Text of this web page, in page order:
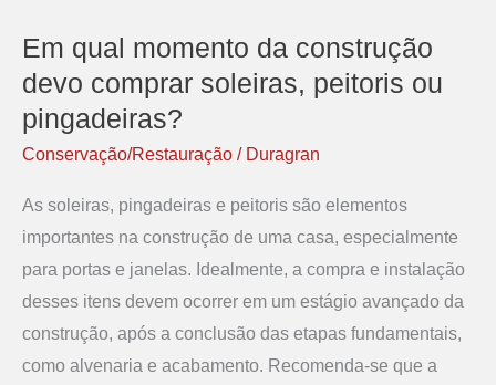
Em qual momento da construção
devo comprar soleiras, peitoris ou
pingadeiras?
Conservação/Restauração / Duragran
As soleiras, pingadeiras e peitoris são elementos
importantes na construção de uma casa, especialmente
para portas e janelas. Idealmente, a compra e instalação
desses itens devem ocorrer em um estágio avançado da
construção, após a conclusão das etapas fundamentais,
como alvenaria e acabamento. Recomenda-se que a
Em
qual
momento
devo
comprar
soleiras,
peitoris
ou
pingadeiras?